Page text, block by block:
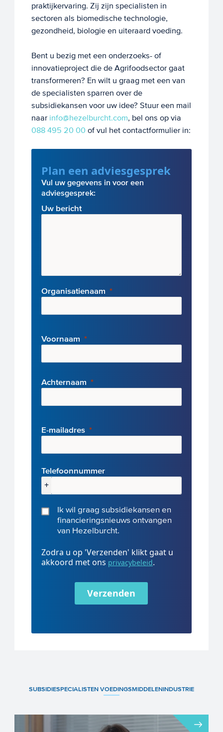
praktijkervaring. Zij zijn specialisten in
sectoren als biomedische technologie,
gezondheid, biologie en uiteraard voeding.
Bent u bezig met een onderzoeks- of
innovatieproject die de Agrifoodsector gaat
transformeren? En wilt u graag met een van
de specialisten sparren over de
subsidiekansen voor uw idee? Stuur een mail
naar info@hezelburcht.com, bel ons op via
088 495 20 00 of vul het contactformulier in:
Plan een adviesgesprek
Vul uw gegevens in voor een
adviesgesprek:
Uw bericht
Organisatienaam
Voornaam
Achternaam
E-mailadres
Telefoonnummer
+
Ik wil graag subsidiekansen en
financieringsnieuws ontvangen
van Hezelburcht.
Zodra u op 'Verzenden' klikt gaat u
akkoord met ons privacybeleid.
Verzenden
SUBSIDIESPECIALISTEN VOEDINGSMIDDELENINDUSTRIE